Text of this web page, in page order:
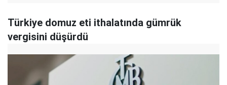
Türkiye domuz eti ithalatında gümrük
vergisini düşürdü